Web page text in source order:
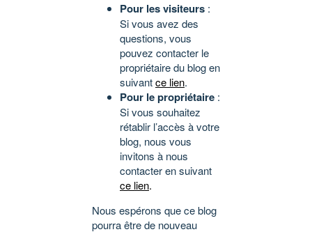
Pour les visiteurs :
Si vous avez des
questions, vous
pouvez contacter le
propriétaire du blog en
suivantce lien.
Pour le propriétaire :
Si vous souhaitez
rétablir l’accès à votre
blog, nous vous
invitons à nous
contacter en suivant
ce lien.
Nous espérons que ce blog
pourra être de nouveau